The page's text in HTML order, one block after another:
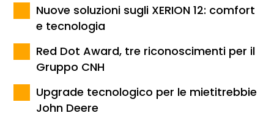
Nuove soluzioni sugli XERION 12: comfort
e tecnologia
Red Dot Award, tre riconoscimenti per il
Gruppo CNH
Upgrade tecnologico per le mietitrebbie
John Deere